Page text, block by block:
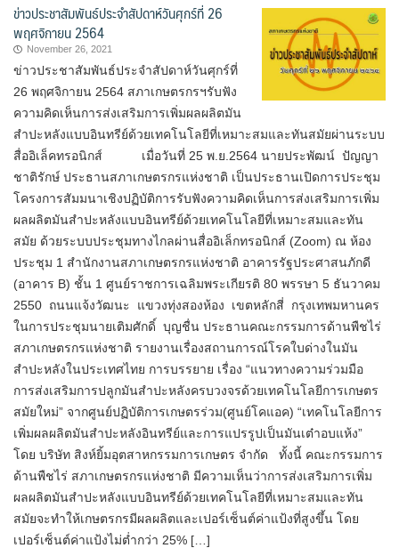
ข่าวประชาสัมพันธ์ประจำสัปดาห์วันศุกร์ที่ 26
พฤศจิกายน 2564
November 26, 2021
ข่าวประชาสัมพันธ์ประจำสัปดาห์วันศุกร์ที่
26 พฤศจิกายน 2564 สภาเกษตรกรฯรับฟัง
ความคิดเห็นการส่งเสริมการเพิ่มผลผลิตมัน
สำปะหลังแบบอินทรีย์ด้วยเทคโนโลยีที่เหมาะสมและทันสมัยผ่านระบบ
สื่ออิเล็คทรอนิกส์ เมื่อวันที่ 25 พ.ย.2564 นายประพัฒน์ ปัญญา
ชาติรักษ์ ประธานสภาเกษตรกรแห่งชาติ เป็นประธานเปิดการประชุม
โครงการสัมมนาเชิงปฏิบัติการรับฟังความคิดเห็นการส่งเสริมการเพิ่ม
ผลผลิตมันสำปะหลังแบบอินทรีย์ด้วยเทคโนโลยีที่เหมาะสมและทัน
สมัย ด้วยระบบประชุมทางไกลผ่านสื่ออิเล็กทรอนิกส์ (Zoom) ณ ห้อง
ประชุม 1 สำนักงานสภาเกษตรกรแห่งชาติ อาคารรัฐประศาสนภักดี
(อาคาร B) ชั้น 1 ศูนย์ราชการเฉลิมพระเกียรติ 80 พรรษา 5 ธันวาคม
2550 ถนนแจ้งวัฒนะ แขวงทุ่งสองห้อง เขตหลักสี่ กรุงเทพมหานคร
ในการประชุมนายเติมศักดิ์ บุญชื่น ประธานคณะกรรมการด้านพืชไร่
สภาเกษตรกรแห่งชาติ รายงานเรื่องสถานการณ์โรคใบด่างในมัน
สำปะหลังในประเทศไทย การบรรยาย เรื่อง “แนวทางความร่วมมือ
การส่งเสริมการปลูกมันสำปะหลังครบวงจรด้วยเทคโนโลยีการเกษตร
สมัยใหม่” จากศูนย์ปฏิบัติการเกษตรร่วม(ศูนย์โคแอค) “เทคโนโลยีการ
เพิ่มผลผลิตมันสำปะหลังอินทรีย์และการแปรรูปเป็นมันเต๋าอบแห้ง”
โดย บริษัท สิงห์ยิ้มอุตสาหกรรมการเกษตร จำกัด ทั้งนี้ คณะกรรมการ
ด้านพืชไร่ สภาเกษตรกรแห่งชาติ มีความเห็นว่าการส่งเสริมการเพิ่ม
ผลผลิตมันสำปะหลังแบบอินทรีย์ด้วยเทคโนโลยีที่เหมาะสมและทัน
สมัยจะทำให้เกษตรกรมีผลผลิตและเปอร์เซ็นต์ค่าแป้งที่สูงขึ้น โดย
เปอร์เซ็นต์ค่าแป้งไม่ต่ำกว่า 25% […]